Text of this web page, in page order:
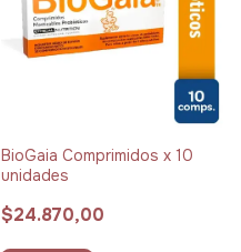
BioGaia Comprimidos x 10
unidades
$24.870,00